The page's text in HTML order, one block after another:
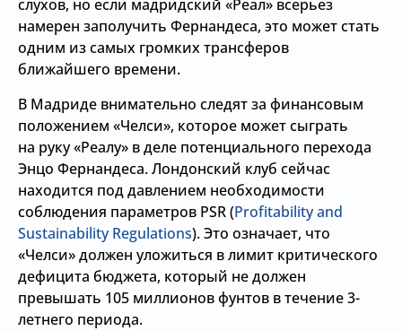
слухов, но если мадридский «Реал» всерьез
намерен заполучить Фернандеса, это может стать
одним из самых громких трансферов
ближайшего времени.
В Мадриде внимательно следят за финансовым
положением «Челси», которое может сыграть
на руку «Реалу» в деле потенциального перехода
Энцо Фернандеса. Лондонский клуб сейчас
находится под давлением необходимости
соблюдения параметров PSR (Profitability and
Sustainability Regulations). Это означает, что
«Челси» должен уложиться в лимит критического
дефицита бюджета, который не должен
превышать 105 миллионов фунтов в течение 3-
летнего периода.